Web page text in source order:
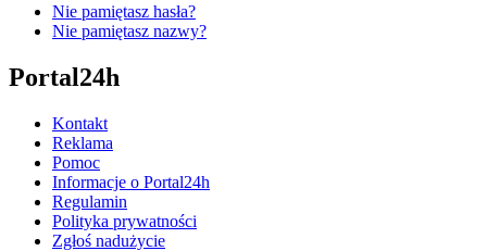
Nie pamiętasz hasła?
Nie pamiętasz nazwy?
Portal24h
Kontakt
Reklama
Pomoc
Informacje o Portal24h
Regulamin
Polityka prywatności
Zgłoś nadużycie